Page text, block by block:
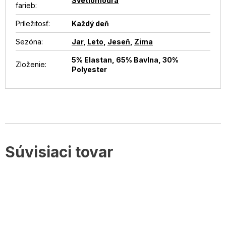
Súvisiaci tovar
farieb:
Príležitosť: Každý deň
Sezóna: Jar, Leto Jeseň Zima
Zloženie:
5% Elastan, 65% Bavlna, 30%
Polyester